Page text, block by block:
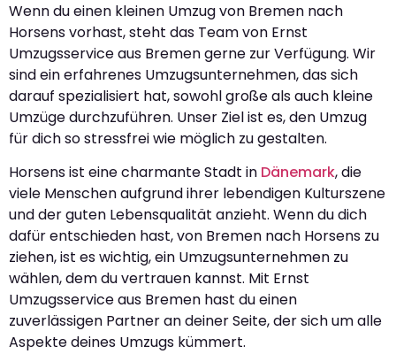
Wenn du einen kleinen Umzug von Bremen nach
Horsens vorhast, steht das Team von Ernst
Umzugsservice aus Bremen gerne zur Verfügung. Wir
sind ein erfahrenes Umzugsunternehmen, das sich
darauf spezialisiert hat, sowohl große als auch kleine
Umzüge durchzuführen. Unser Ziel ist es, den Umzug
für dich so stressfrei wie möglich zu gestalten.
Horsens ist eine charmante Stadt in Dänemark, die
viele Menschen aufgrund ihrer lebendigen Kulturszene
und der guten Lebensqualität anzieht. Wenn du dich
dafür entschieden hast, von Bremen nach Horsens zu
ziehen, ist es wichtig, ein Umzugsunternehmen zu
wählen, dem du vertrauen kannst. Mit Ernst
Umzugsservice aus Bremen hast du einen
zuverlässigen Partner an deiner Seite, der sich um alle
Aspekte deines Umzugs kümmert.